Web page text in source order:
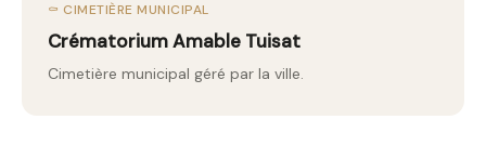
⚰️ CIMETIÈRE MUNICIPAL
Crématorium Amable Tuisat
Cimetière municipal géré par la ville.